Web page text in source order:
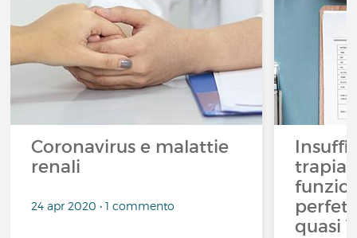
Coronavirus e malattie
renali
24 apr 2020 • 1 commento
quasi